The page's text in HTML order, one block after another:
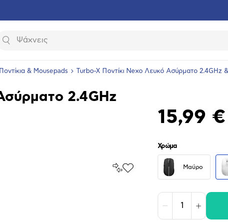
Αναζήτηση
Ποντίκια & Mousepads Turbo-X Ποντίκι Nexo Λευκό Ασύρματο 2.4GHz
2.4GHz
Σύγκρινέ
Προσθήκη
15,99 €
Χρώμα
Μαύρο
Μείωση Αύξηση